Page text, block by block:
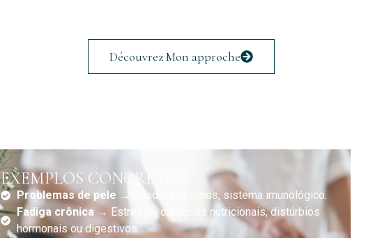
Découvrez Mon approche
EXEMPLOS CONCRETOS:
Problemas de pele →
fígado, intestinos, sistema imunológico.
Fadiga crônica → Estresse, carências nutricionais, distúrbios
hormonais ou digestivos.